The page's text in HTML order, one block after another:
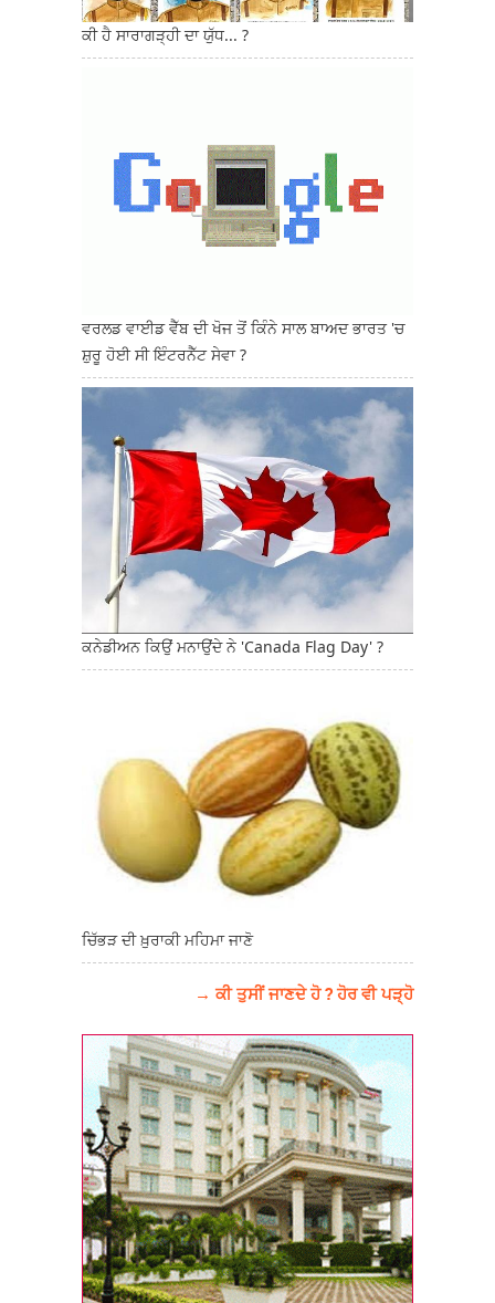
ਕੀ ਹੈ ਸਾਰਾਗੜ੍ਹੀ ਦਾ ਯੁੱਧ... ?
ਵਰਲਡ ਵਾਈਡ ਵੈੱਬ ਦੀ ਖੋਜ ਤੋਂ ਕਿੰਨੇ ਸਾਲ ਬਾਅਦ ਭਾਰਤ 'ਚ
ਸ਼ੁਰੂ ਹੋਈ ਸੀ ਇੰਟਰਨੈੱਟ ਸੇਵਾ ?
ਕਨੇਡੀਅਨ ਕਿਉਂ ਮਨਾਉਂਦੇ ਨੇ 'Canada Flag Day' ?
ਚਿੱਭੜ ਦੀ ਖ਼ੁਰਾਕੀ ਮਹਿਮਾ ਜਾਣੋ
→ ਕੀ ਤੁਸੀਂ ਜਾਣਦੇ ਹੋ ? ਹੋਰ ਵੀ ਪੜ੍ਹੋ